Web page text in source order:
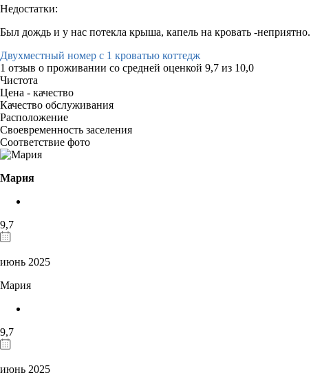
Недостатки:
Был дождь и у нас потекла крыша, капель на кровать -
Двухместный номер с 1 кроватью коттедж
1 отзыв о проживании со средней оценкой 9,7 из 10,0
Чистота
Цена - качество
Качество обслуживания
Расположение
Своевременность заселения
Соответствие фото
Мария
9,7
июнь 2025
Мария
9,7
июнь 2025